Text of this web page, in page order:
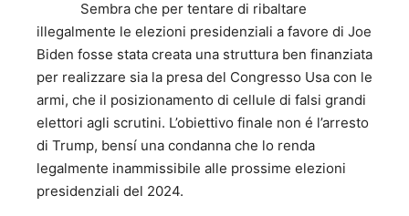
Sembra che per tentare di ribaltare
illegalmente le elezioni presidenziali a favore di Joe
Biden fosse stata creata una struttura ben finanziata
per realizzare sia la presa del Congresso Usa con le
armi, che il posizionamento di cellule di falsi grandi
elettori agli scrutini. L’obiettivo finale non é l’arresto
di Trump, bensí una condanna che lo renda
legalmente inammissibile alle prossime elezioni
presidenziali del 2024.